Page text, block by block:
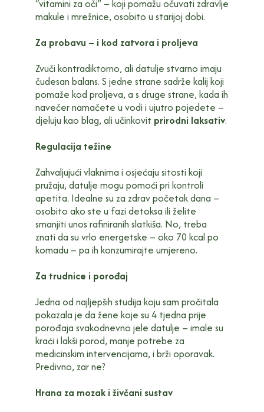
“vitamini za oči” – koji pomažu očuvati zdravlje
makule i mrežnice, osobito u starijoj dobi.
Za probavu – i kod zatvora i proljeva
Zvuči kontradiktorno, ali datulje stvarno imaju
čudesan balans. S jedne strane sadrže kalij koji
pomaže kod proljeva, a s druge strane, kada ih
navečer namačete u vodi i ujutro pojedete –
djeluju kao blag, ali učinkovit prirodni laksativ.
Regulacija težine
Zahvaljujući vlaknima i osjećaju sitosti koji
pružaju, datulje mogu pomoći pri kontroli
apetita. Idealne su za zdrav početak dana –
osobito ako ste u fazi detoksa ili želite
smanjiti unos rafiniranih slatkiša. No, treba
znati da su vrlo energetske – oko 70 kcal po
komadu – pa ih konzumirajte umjereno.
Za trudnice i porođaj
Jedna od najljepših studija koju sam pročitala
pokazala je da žene koje su 4 tjedna prije
porođaja svakodnevno jele datulje – imale su
kraći i lakši porod, manje potrebe za
medicinskim intervencijama, i brži oporavak.
Predivno, zar ne?
Hrana za mozak i živčani sustav